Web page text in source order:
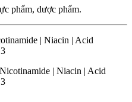
phẩm, dược phẩm.
| Niacin | Acid
| Niacin | Acid